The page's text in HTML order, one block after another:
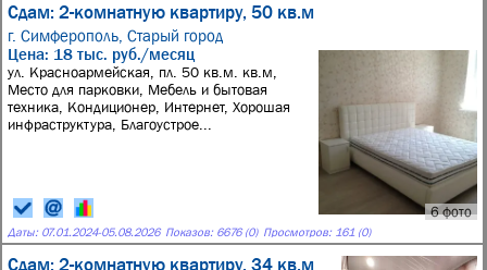
Сдам: 2-комнатную квартиру, 50 кв.м
г. Симферополь, Старый город
6 фото
Цена: 18 тыс. руб./месяц
ул. Красноармейская, пл. 50 кв.м. кв.м,
Место для парковки, Мебель и бытовая
техника, Кондиционер, Интернет, Хорошая
инфраструктура, Благоустрое...
Даты: 07.01.2024-05.08.2026 Показов: 6676 (0) Просмотров: 161 (0)
Сдам: 2-комнатную квартиру, 34 кв.м